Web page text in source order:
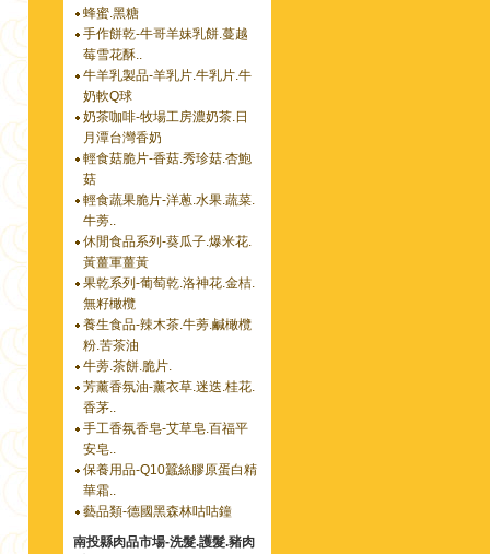
蜂蜜.黑糖
手作餅乾-牛哥羊妹乳餅.蔓越
莓雪花酥..
牛羊乳製品-羊乳片.牛乳片.牛
奶軟Q球
奶茶咖啡-牧場工房濃奶茶.日
月潭台灣香奶
輕食菇脆片-香菇.秀珍菇.杏鮑
菇
輕食蔬果脆片-洋蔥.水果.蔬菜.
牛蒡..
休閒食品系列-葵瓜子.爆米花.
黃薑軍薑黃
果乾系列-葡萄乾.洛神花.金桔.
無籽橄欖
養生食品-辣木茶.牛蒡.鹹橄欖
粉.苦茶油
牛蒡.茶餅.脆片.
芳薰香氛油-薰衣草.迷迭.桂花.
香茅..
手工香氛香皂-艾草皂.百福平
安皂..
保養用品-Q10蠶絲膠原蛋白精
華霜..
藝品類-德國黑森林咕咕鐘
南投縣肉品市場-洗髮.護髮.豬肉